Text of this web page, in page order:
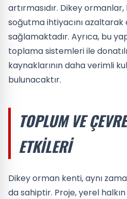
artırmasıdır. Dikey ormanlar,
soğutma ihtiyacını
sağlamaktadır. Ayrıca, bu
toplama sistemleri ile
kaynaklarının daha verimli
bulunacaktır.
TOPLUM VE
ETKILERI
Dikey orman kenti, aynı
da sahiptir. Proje, yerel